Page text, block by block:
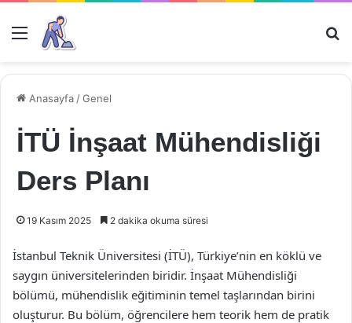
Menü
Anasayfa /Genel
İTÜ İnşaat Mühendisliği
Ders Planı
19 Kasım 2025 2 dakika okuma süresi
İstanbul Teknik Üniversitesi (İTÜ), Türkiye’nin en köklü ve
saygın üniversitelerinden biridir. İnşaat Mühendisliği
bölümü, mühendislik eğitiminin temel taşlarından birini
oluşturur. Bu bölüm, öğrencilere hem teorik hem de pratik